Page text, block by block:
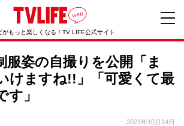
がもっと楽しくなる！TV LIFE公式サイト
服姿の自撮りを公開「ま
けますね!!」「可愛くて最
す」
2021年10月14日